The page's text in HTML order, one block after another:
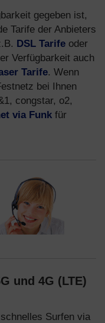
gegeben ist,
Tarife der Anbieters
DSL Tarife oder
Verfügbarkeit auch
Tarife. Wenn
bei Ihnen
congstar, o2,
via Funk für
und 4G (LTE)
Surfen via